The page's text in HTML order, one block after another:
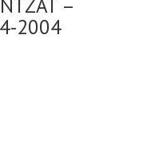
–
2004